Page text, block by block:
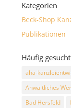
Kategorien
Beck-Shop
Publikationen
Häufig
aha-
Anwaltliches
Bad Hersfeld